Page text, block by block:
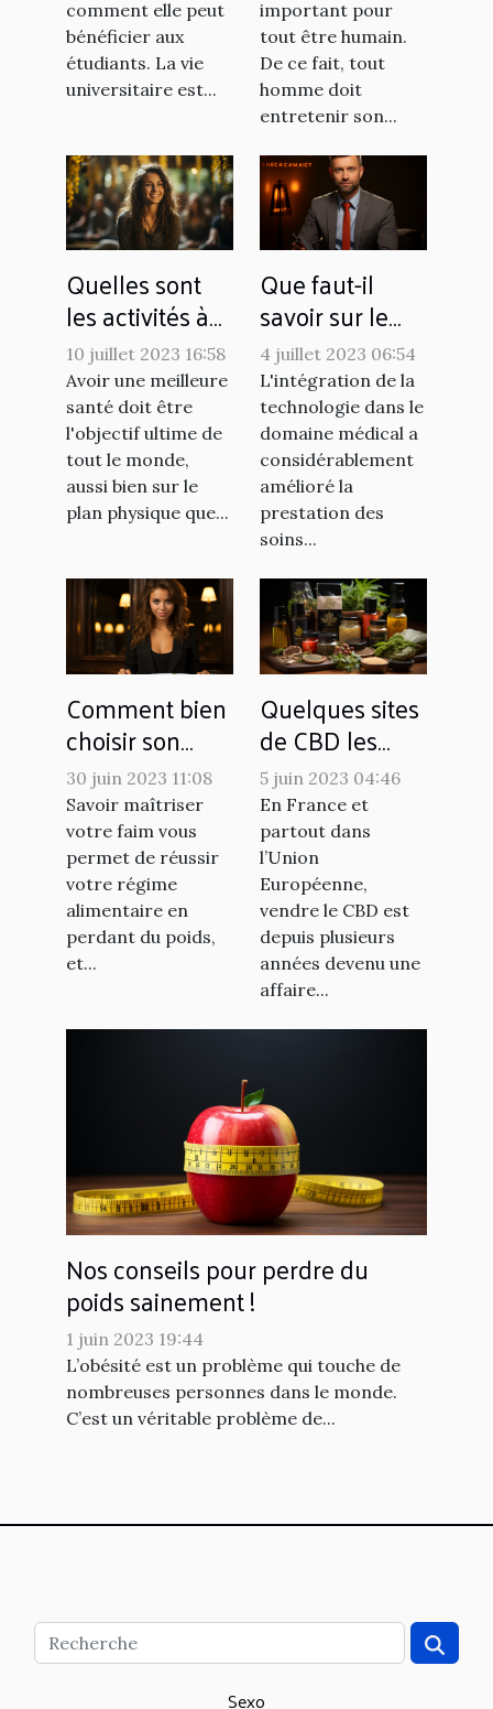
comment elle peut
bénéficier aux
étudiants. La vie
universitaire est...
important pour
tout être humain.
De ce fait, tout
homme doit
entretenir son...
Quelles sont
les activités à
pratiquer pour
favoriser le
bien-être au
quotidien ?
10 juillet 2023 16:58
Avoir une meilleure
santé doit être
l'objectif ultime de
tout le monde,
aussi bien sur le
plan physique que...
Que faut-il
savoir sur le
télésecrétariat
médical
4 juillet 2023 06:54
L'intégration de la
technologie dans le
domaine médical a
considérablement
amélioré la
prestation des
soins...
Comment bien
choisir son
coupe faim ?
30 juin 2023 11:08
Savoir maîtriser
votre faim vous
permet de réussir
votre régime
alimentaire en
perdant du poids,
et...
Quelques sites
de CBD les
plus fiables en
France
5 juin 2023 04:46
En France et
partout dans
l’Union
Européenne,
vendre le CBD est
depuis plusieurs
années devenu une
affaire...
Nos conseils pour perdre du
poids sainement !
1 juin 2023 19:44
L’obésité est un problème qui touche de
nombreuses personnes dans le monde.
C’est un véritable problème de...
Sexo